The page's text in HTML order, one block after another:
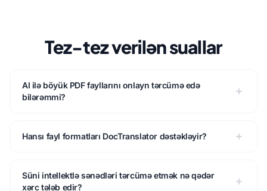
Tez-tez verilən suallar
AI ilə böyük PDF fayllarını onlayn tərcümə edə
bilərəmmi?
Hansı fayl formatları DocTranslator dəstəkləyir?
Süni intellektlə sənədləri tərcümə etmək nə qədər
xərc tələb edir?